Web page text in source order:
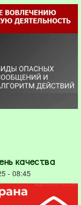
качества
- 08:45